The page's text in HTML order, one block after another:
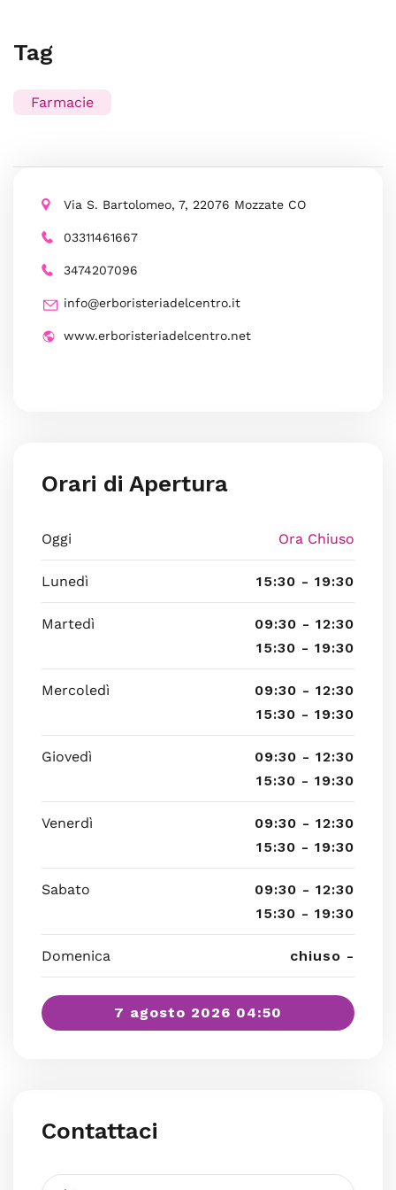
Tag
Farmacie
Via S. Bartolomeo, 7, 22076 Mozzate CO
03311461667
3474207096
info@erboristeriadelcentro.it
www.erboristeriadelcentro.net
Orari di Apertura
Oggi Ora Chiuso
Lunedì 15:30 - 19:30
Martedì
09:30 - 12:30
15:30 - 19:30
Mercoledì
09:30 - 12:30
15:30 - 19:30
Giovedì
09:30 - 12:30
15:30 - 19:30
Venerdì
09:30 - 12:30
15:30 - 19:30
Sabato
09:30 - 12:30
15:30 - 19:30
Domenica chiuso -
7 agosto 2026 04:50
Contattaci